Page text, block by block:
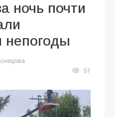
ночь почти
непогоды
57